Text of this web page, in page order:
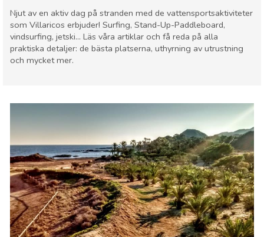
Njut av en aktiv dag på stranden med de vattensportsaktiviteter
som Villaricos erbjuder! Surfing, Stand-Up-Paddleboard,
vindsurfing, jetski... Läs våra artiklar och få reda på alla
praktiska detaljer: de bästa platserna, uthyrning av utrustning
och mycket mer.
Stränder